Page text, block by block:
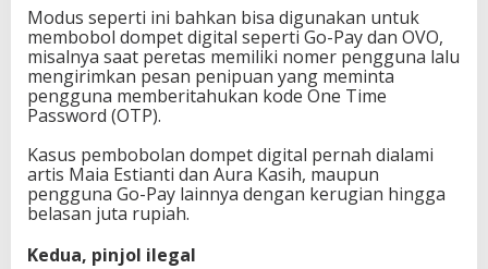
Modus seperti ini bahkan bisa digunakan untuk
membobol dompet digital seperti Go-Pay dan OVO,
misalnya saat peretas memiliki nomer pengguna lalu
mengirimkan pesan penipuan yang meminta
pengguna memberitahukan kode One Time
Password (OTP).
Kasus pembobolan dompet digital pernah dialami
artis Maia Estianti dan Aura Kasih, maupun
pengguna Go-Pay lainnya dengan kerugian hingga
belasan juta rupiah.
Kedua, pinjol ilegal